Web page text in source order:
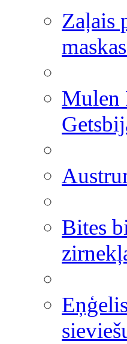
Zaļais
Mulen
Bites